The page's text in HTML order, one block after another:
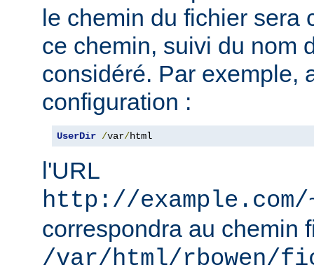
le chemin du fichier sera
ce chemin, suivi du nom
considéré. Par exemple,
configuration :
UserDir /var/html
l'URL
http://
correspondra au chemin
/var/html/rbowen/